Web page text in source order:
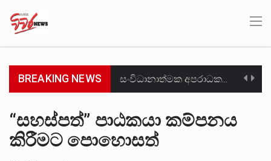
BREAKING NEWS සංවිධානාත්මක අපරාධකරුවකු වන ලොකු පැටිගේ ප්‍රධාන වෙඩික්කරු බවට සැක කරන ගිං ගඟේ ගිල්වා මරා දමා…
“සහස්පත්” පාඨකයා කම්පනය
කිරීමට පොහොසත්